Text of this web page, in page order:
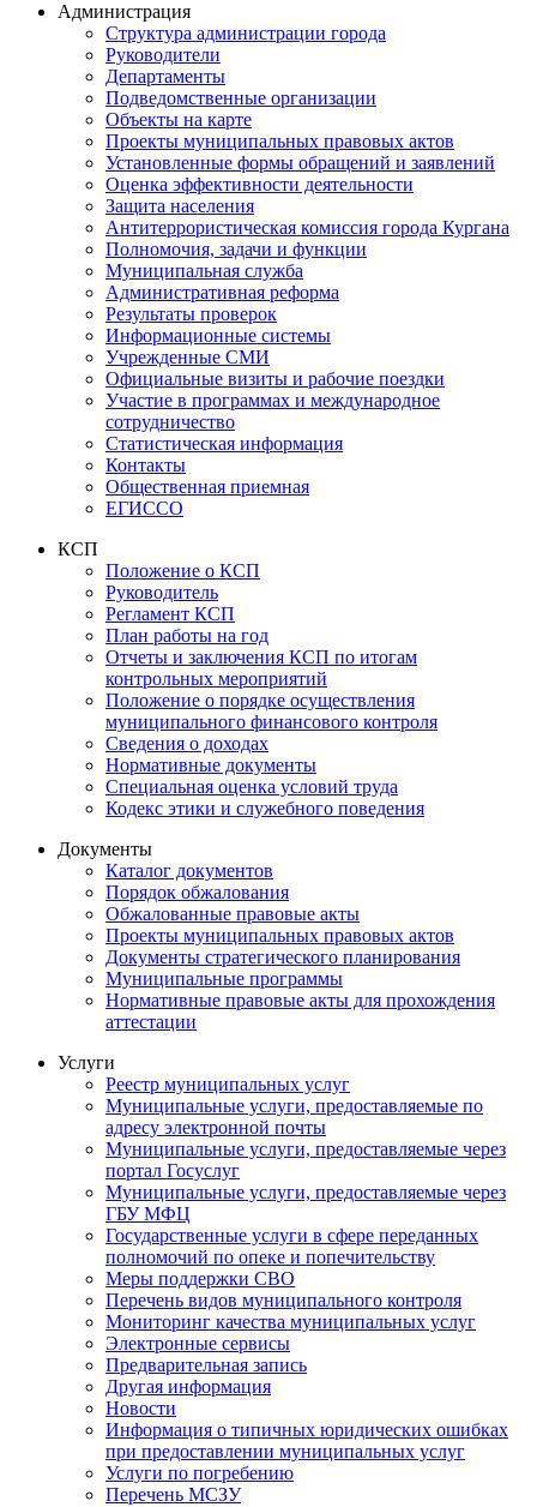
Администрация
Структура администрации города
Руководители
Департаменты
Подведомственные организации
Объекты на карте
Проекты муниципальных правовых актов
Установленные формы обращений и заявлений
Оценка эффективности деятельности
Защита населения
Антитеррористическая комиссия города Кургана
Полномочия, задачи и функции
Муниципальная служба
Административная реформа
Результаты проверок
Информационные системы
Учрежденные СМИ
Официальные визиты и рабочие поездки
Участие в программах и международное
сотрудничество
Статистическая информация
Контакты
Общественная приемная
ЕГИССО
КСП
Положение о КСП
Руководитель
Регламент КСП
План работы на год
Отчеты и заключения КСП по итогам
контрольных мероприятий
Положение о порядке осуществления
муниципального финансового контроля
Сведения о доходах
Нормативные документы
Специальная оценка условий труда
Кодекс этики и служебного поведения
Документы
Каталог документов
Порядок обжалования
Обжалованные правовые акты
Проекты муниципальных правовых актов
Документы стратегического планирования
Муниципальные программы
Нормативные правовые акты для прохождения
аттестации
Услуги
Реестр муниципальных услуг
Муниципальные услуги, предоставляемые по
адресу электронной почты
Муниципальные услуги, предоставляемые через
портал Госуслуг
Муниципальные услуги, предоставляемые через
ГБУ МФЦ
Государственные услуги в сфере переданных
полномочий по опеке и попечительству
Меры поддержки СВО
Перечень видов муниципального контроля
Мониторинг качества муниципальных услуг
Электронные сервисы
Предварительная запись
Другая информация
Новости
Информация о типичных юридических ошибках
при предоставлении муниципальных услуг
Услуги по погребению
Перечень МСЗУ